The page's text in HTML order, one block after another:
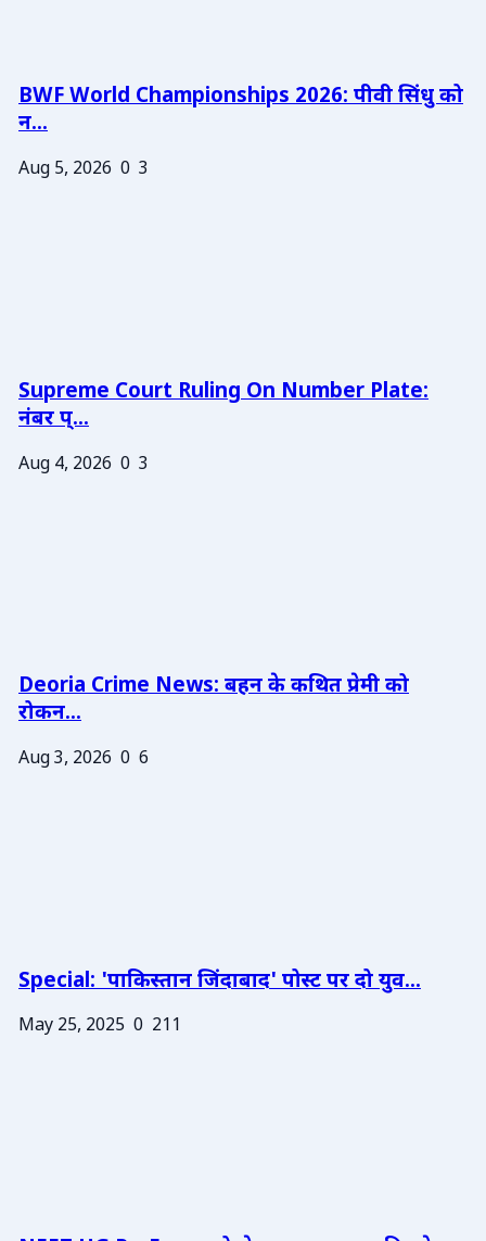
BWF World Championships 2026: पीवी सिंधु को
न...
Aug 5, 2026 0 3
Supreme Court Ruling On Number Plate:
नंबर प्...
Aug 4, 2026 0 3
Deoria Crime News: बहन के कथित प्रेमी को
रोकन...
Aug 3, 2026 0 6
Special: 'पाकिस्तान जिंदाबाद' पोस्ट पर दो युव...
May 25, 2025 0 211